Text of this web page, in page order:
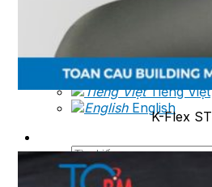
kiếm:
Tiếng Việt
Tiếng Việt
English
Tìm
kiếm:
K-Flex ST